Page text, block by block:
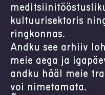
kultuurisektoris
ringkonnas.
Andku see arhiiv
meie aega ja
andku hääl meie
või nimetamata.